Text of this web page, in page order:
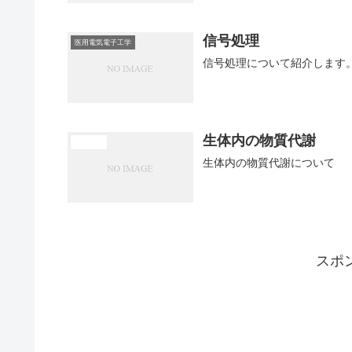
医用電気電子工学 信号処理
信号処理について紹介します。
生体内の物質代謝
生体内の物質代謝について
スポ